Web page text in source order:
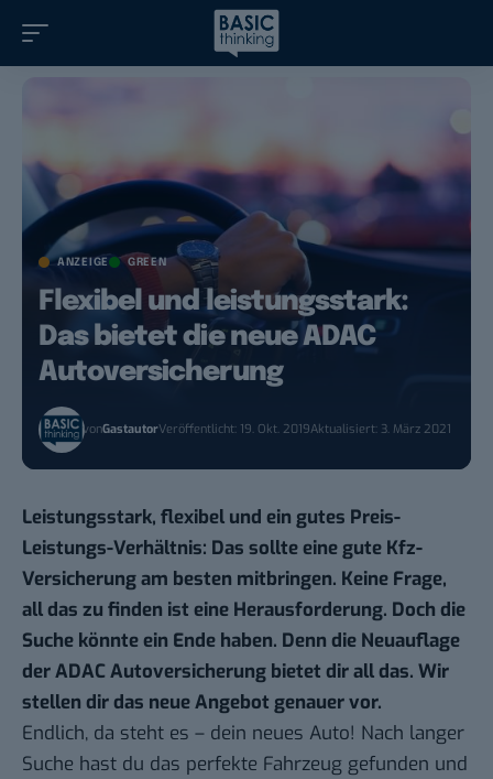
ANZEIGE GREEN
Flexibel und leistungsstark:
Das bietet die neue ADAC
Autoversicherung
vonGastautorVeröffentlicht: 19. Okt. 2019Aktualisiert: 3. März 2021
Leistungsstark, flexibel und ein gutes Preis-
Leistungs-Verhältnis: Das sollte eine gute Kfz-
Versicherung am besten mitbringen. Keine Frage,
all das zu finden ist eine Herausforderung. Doch die
Suche könnte ein Ende haben. Denn die Neuauflage
derADAC Autoversicherung bietet dir all das. Wir
stellen dir das neue Angebot genauer vor.
Endlich, da steht es – dein neues Auto! Nach langer
Suche hast du das perfekte Fahrzeug gefunden und